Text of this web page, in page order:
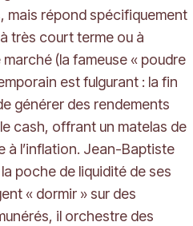
mais répond spécifiquement
très court terme ou à
(la fameuse « poudre
est fulgurant : la fin
générer des rendements
cash, offrant un matelas de
à l’inflation. Jean-Baptiste
poche de liquidité de ses
« dormir » sur des
il orchestre des